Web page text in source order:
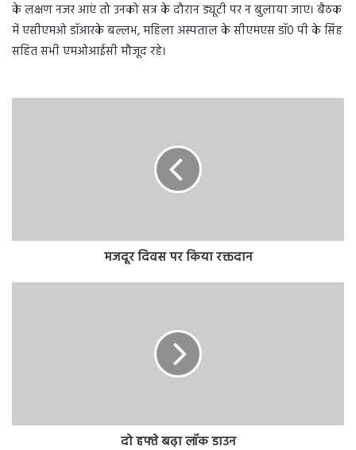
के लक्षण नजर आएं तो उनको सत्र के दौरान ड्यूटी पर न बुलाया जाए। बैठक
में एसीएमओ डॉआरके बल्लभ, महिला अस्पताल के सीएमएस डॉ0 पी के सिंह
सहित सभी एमओआईसी मौजूद रहे।
मजदूर दिवस पर किया रक्तदान
दो हफ्ते बढ़ा लॉक डाउन